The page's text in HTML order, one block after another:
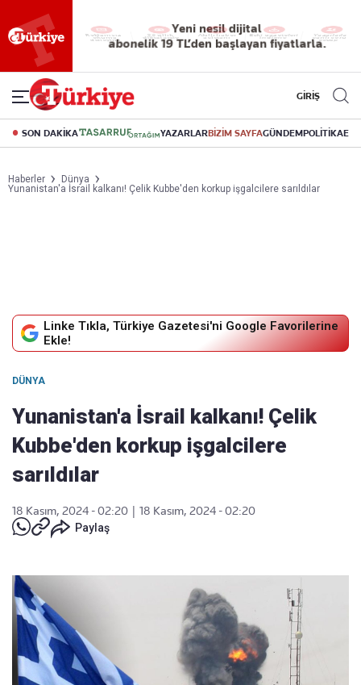
Yeni nesil dijital
abonelik 19 TL’den başlayan fiyatlarla.
GİRİŞ
SON DAKİKA YAZARLARBİZİM SAYFAGÜNDEMPOLİTİKA
Haberler
Dünya
Yunanistan'a İsrail kalkanı! Çelik Kubbe'den korkup işgalcilere sarıldılar
Linke Tıkla, Türkiye Gazetesi'ni Google Favorilerine
Ekle!
DÜNYA
Yunanistan'a İsrail kalkanı! Çelik
Kubbe'den korkup işgalcilere
sarıldılar
18 Kasım, 2024 - 02:20
18 Kasım, 2024 - 02:20
Paylaş